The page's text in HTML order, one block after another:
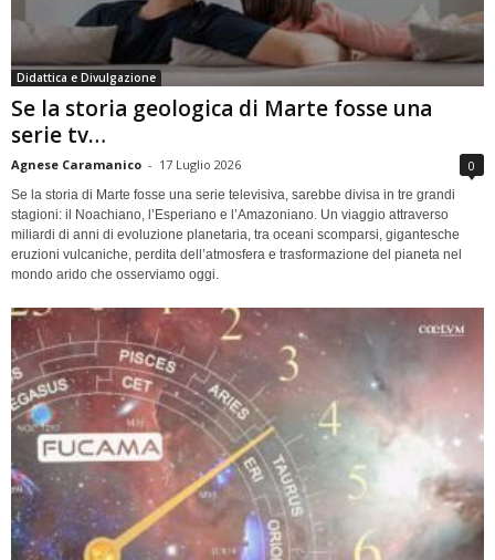
Didattica e Divulgazione
Se la storia geologica di Marte fosse una
serie tv…
Agnese Caramanico - 17 Luglio 2026 0
Se la storia di Marte fosse una serie televisiva, sarebbe divisa in tre grandi
stagioni: il Noachiano, l’Esperiano e l’Amazoniano. Un viaggio attraverso
miliardi di anni di evoluzione planetaria, tra oceani scomparsi, gigantesche
eruzioni vulcaniche, perdita dell’atmosfera e trasformazione del pianeta nel
mondo arido che osserviamo oggi.